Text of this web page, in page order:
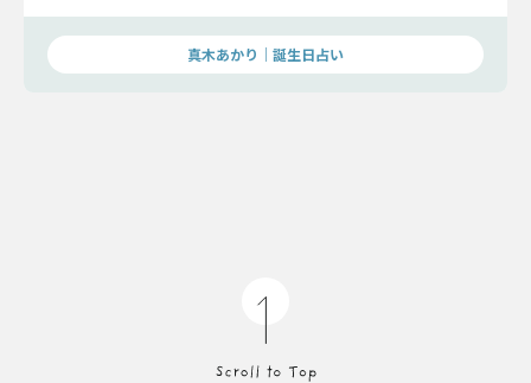
真木あかり｜誕生日占い